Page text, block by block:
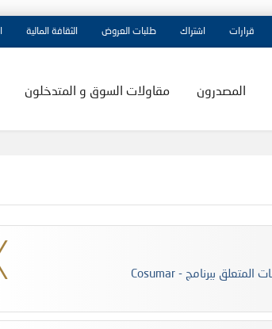
قرارات اشتراك طلبات العروض الثقافة المالية
المصدرون مقاولات السوق و المتدخلون
Cosumar - تؤشر الهيئة المغربية لسوق الرساميل على بيان المعلومات المتعلق ببرنامج